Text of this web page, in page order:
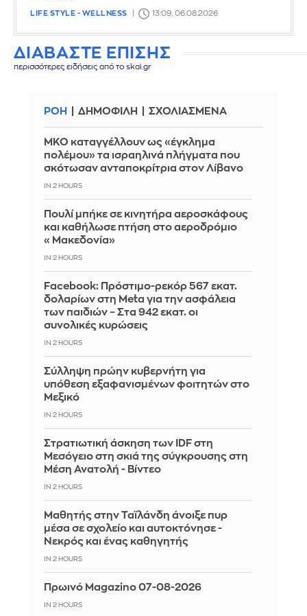
LIFE STYLE - WELLNESS 13:09, 06.08.2026
ΔΙΑΒΑΣΤΕ ΕΠΙΣΗΣ
περισσότερες ειδήσεις από το skai.gr
ΡΟΗ ΔΗΜΟΦΙΛΗ ΣΧΟΛΙΑΣΜΕΝΑ
ΜΚΟ καταγγέλλουν ως «έγκλημα
πολέμου» τα ισραηλινά πλήγματα που
σκότωσαν ανταποκρίτρια στον Λίβανο
IN 2 HOURS
Πουλί μπήκε σε κινητήρα αεροσκάφους
και καθήλωσε πτήση στο αεροδρόμιο
«Μακεδονία»
IN 2 HOURS
Facebook: Πρόστιμο-ρεκόρ 567 εκατ.
δολαρίων στη Meta για την ασφάλεια
των παιδιών – Στα 942 εκατ. οι
συνολικές κυρώσεις
IN 2 HOURS
Σύλληψη πρώην κυβερνήτη για
υπόθεση εξαφανισμένων φοιτητών στο
Μεξικό
IN 2 HOURS
Στρατιωτική άσκηση των IDF στη
Μεσόγειο στη σκιά της σύγκρουσης στη
Μέση Ανατολή - Βίντεο
IN 2 HOURS
Μαθητής στην Ταϊλάνδη άνοιξε πυρ
μέσα σε σχολείο και αυτοκτόνησε -
Νεκρός και ένας καθηγητής
IN 2 HOURS
Πρωινό Magazino 07-08-2026
IN 2 HOURS